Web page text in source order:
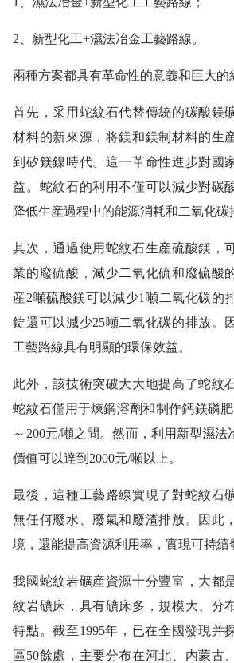
2、新型化工+濕法冶金工藝路線。
兩種方案都具有革命性的意義和巨大的
首先，采用蛇紋石代替傳統的碳酸鎂
材料的新來源，将鎂和鎂制材料的生
到矽鎂鎳時代。這一革命性進步對國
益。蛇紋石的利用不僅可以減少對碳
降低生産過程中的能源消耗和二氧化碳
其次，通過使用蛇紋石生産硫酸鎂，
業的廢硫酸，減少二氧化硫和廢硫酸
産2噸硫酸鎂可以減少1噸二氧化碳的
錠還可以減少25噸二氧化碳的排放。
工藝路線具有明顯的環保效益。
此外，該技術突破大大地提高了蛇紋
蛇紋石僅用于煉鋼溶劑和制作鈣鎂磷
～200元/噸之間。然而，利用新型濕法
價值可以達到2000元/噸以上。
最後，這種工藝路線實現了對蛇紋石
無任何廢水、廢氣和廢渣排放。因此
境，還能提高資源利用率，實現可持續
我國蛇紋岩礦産資源十分豐富，大都
紋岩礦床，具有礦床多，規模大、分
特點。截至1995年，已在全國發現并
區50餘處，主要分布在河北、内蒙古